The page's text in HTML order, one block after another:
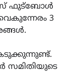
ഫുട്ബോൾ
3
സമിതിയുടെ